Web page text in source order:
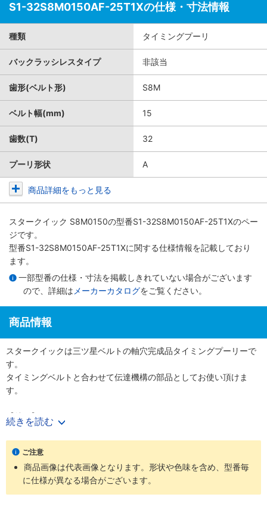
S1-32S8M0150AF-25T1Xの仕様・寸法情報
種類 タイミングプーリ
バックラッシレスタイプ 非該当
歯形(ベルト形) S8M
ベルト幅(mm) 15
歯数(T) 32
プーリ形状 A
商品詳細をもっと見る
スタークイック S8M0150の型番S1-32S8M0150AF-25T1Xのペー
ジです。
型番S1-32S8M0150AF-25T1Xに関する仕様情報を記載しており
ます。
一部型番の仕様・寸法を掲載しきれていない場合がございます
ので、詳細は メーカーカタログをご覧ください。
商品情報
スタークイックは三ツ星ベルトの軸穴完成品タイミングプーリーで
す。
タイミングベルトと合わせて伝達機構の部品としてお使い頂けま
す。
【特長】
・使用する軸径に合わせて軸穴・キー・タップ加工付きの完成プー
リーを図面無しでご購入頂けます。
・表面処理やフランジカシメ有無も選択でき、様々なニーズに対応
可能です。
【用途】
続きを読む
ご注意
商品画像は代表画像となります。形状や色味を含め、型番毎
に仕様が異なる場合がございます。